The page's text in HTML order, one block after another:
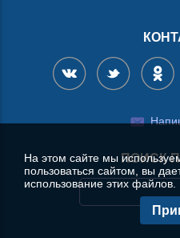
ПОИСК
На этом сайте мы
пользоваться сайтом, вы
использование этих файлов.